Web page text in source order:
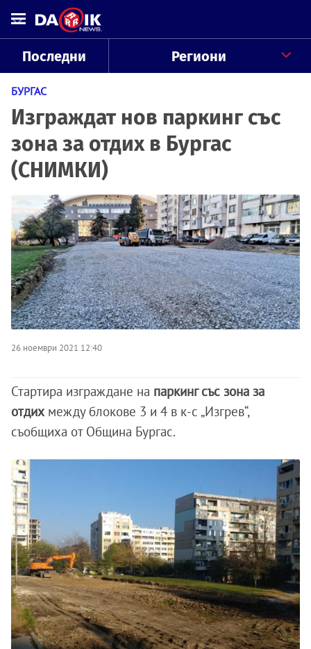
Последни Региони
БУРГАС
Изграждат нов паркинг със
зона за отдих в Бургас
(СНИМКИ)
26 ноември 2021 12:40
Стартира изграждане на паркинг със зона за
отдих между блокове 3 и 4 в к-с „Изгрев“,
съобщиха от Община Бургас.